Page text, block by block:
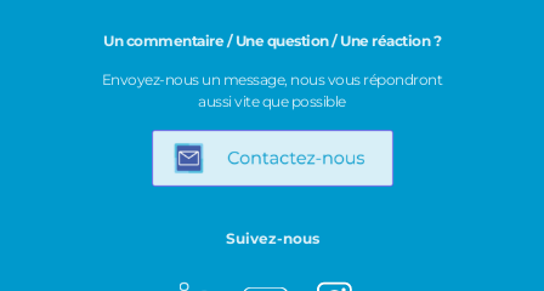
Un commentaire / Une question / Une réaction ?
Envoyez-nous un message, nous vous répondront
aussi vite que possible
Suivez-nous